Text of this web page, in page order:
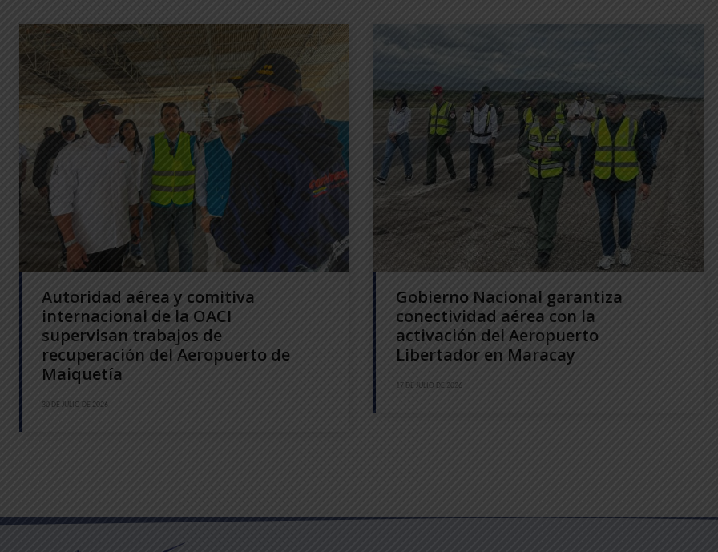
Autoridad aérea y comitiva
internacional de la OACI
supervisan trabajos de
recuperación del Aeropuerto de
Maiquetía
30 DE JULIO DE 2026
Gobierno Nacional garantiza
conectividad aérea con la
activación del Aeropuerto
Libertador en Maracay
17 DE JULIO DE 2026